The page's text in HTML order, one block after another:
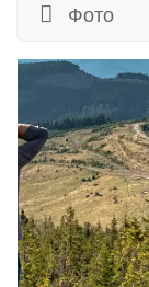
Фото